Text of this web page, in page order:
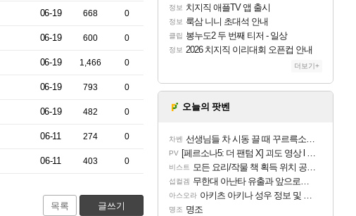
06-19 668 0
06-19 600 0
06-19 1,466 0
06-19 793 0
06-19 482 0
06-11 274 0
06-11 403 0
목록 글쓰기
정보 치지직 애플TV 앱 출시
정보 룩삼 니니 초대석 안내
클립 봉누도2 두 번째 티저 - 일상
정보 2026 치지직 이리대회 오픈컵 안내
더보기+
오늘의 팟벤
차벤 선생님들 차 시동 끌 때 꾸르륵소리나는데
PV [페르소나5: 더 팬텀 X] 괴도 영상 l 타카마키 안·댄싱 스타
비스트 모든 요리/작물 책 획득 위치 공략 (36개) - 미식가 도전과제
섭컬겜 무한대 아난타 유출과 앞으로의 예상 (루머)
아스오라 아키츠 아키나 성우 정보 및 주요 필모
명조 명조